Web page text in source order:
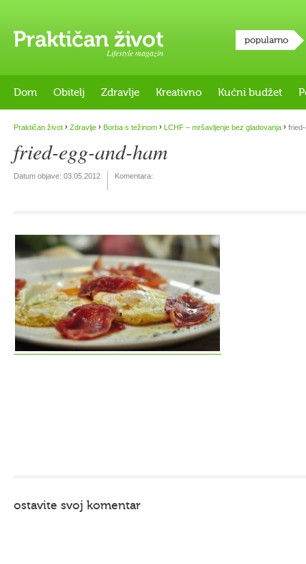
Lifestyle magazin
popularno
Dom Obitelj Zdravlje Kreativno Kućni budžet
Praktičan život › Zdravlje › Borba s težinom › LCHF – mršavljenje bez gladovanja ›
fried-egg-and-ham
Datum objave: 03.05.2012 Komentara:
ostavite svoj komentar